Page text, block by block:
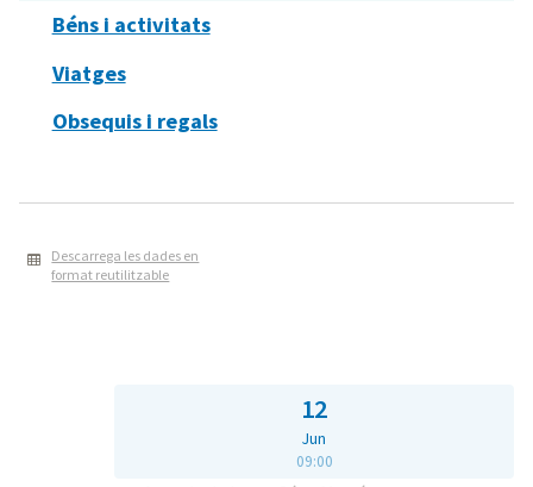
Béns i activitats
Viatges
Obsequis i regals
Descarrega les dades en
format reutilitzable
12
Jun
09:00